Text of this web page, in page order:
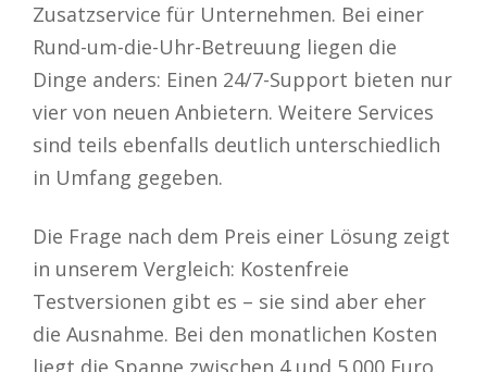
Zusatzservice für Unternehmen. Bei einer
Rund-um-die-Uhr-Betreuung liegen die
Dinge anders: Einen 24/7-Support bieten nur
vier von neuen Anbietern. Weitere Services
sind teils ebenfalls deutlich unterschiedlich
in Umfang gegeben.
Die Frage nach dem Preis einer Lösung zeigt
in unserem Vergleich: Kostenfreie
Testversionen gibt es – sie sind aber eher
die Ausnahme. Bei den monatlichen Kosten
liegt die Spanne zwischen 4 und 5.000 Euro.